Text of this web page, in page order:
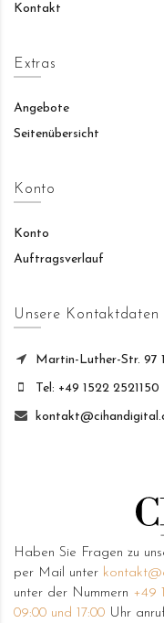
Kontakt
Extras
Angebote
Seitenübersicht
Konto
Konto
Auftragsverlauf
Unsere Kontaktdaten
Martin-Luther-Str. 97
Tel: +49 1522 2521150
Haben Sie Fragen zu
per Mail unter
unter der Nummern +49
09:00 und 17:00 Uhr